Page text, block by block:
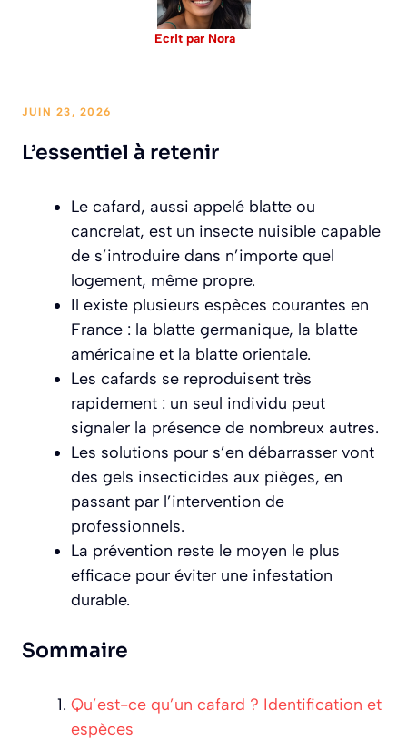
Ecrit par Nora
JUIN 23, 2026
L’essentiel à retenir
Le cafard, aussi appelé blatte ou
cancrelat, est un insecte nuisible capable
de s’introduire dans n’importe quel
logement, même propre.
Il existe plusieurs espèces courantes en
France : la blatte germanique, la blatte
américaine et la blatte orientale.
Les cafards se reproduisent très
rapidement : un seul individu peut
signaler la présence de nombreux autres.
Les solutions pour s’en débarrasser vont
des gels insecticides aux pièges, en
passant par l’intervention de
professionnels.
La prévention reste le moyen le plus
efficace pour éviter une infestation
durable.
Sommaire
Qu’est-ce qu’un cafard ? Identification et
espèces